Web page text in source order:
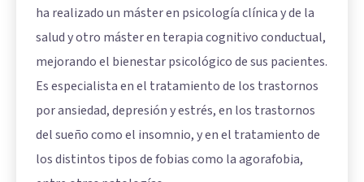
ha realizado un máster en psicología clínica y de la
salud y otro máster en terapia cognitivo conductual,
mejorando el bienestar psicológico de sus pacientes.
Es especialista en el tratamiento de los trastornos
por ansiedad, depresión y estrés, en los trastornos
del sueño como el insomnio, y en el tratamiento de
los distintos tipos de fobias como la agorafobia,